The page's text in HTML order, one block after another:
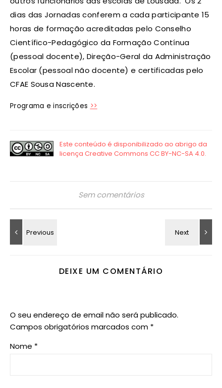
dias das Jornadas conferem a cada participante 15
horas de formação acreditadas pelo Conselho
Científico-Pedagógico da Formação Contínua
(pessoal docente), Direção-Geral da Administração
Escolar (pessoal não docente) e certificadas pelo
CFAE Sousa Nascente.
Programa e inscrições >>
Sem comentários
DEIXE UM COMENTÁRIO
O seu endereço de email não será publicado.
Campos obrigatórios marcados com *
Nome *